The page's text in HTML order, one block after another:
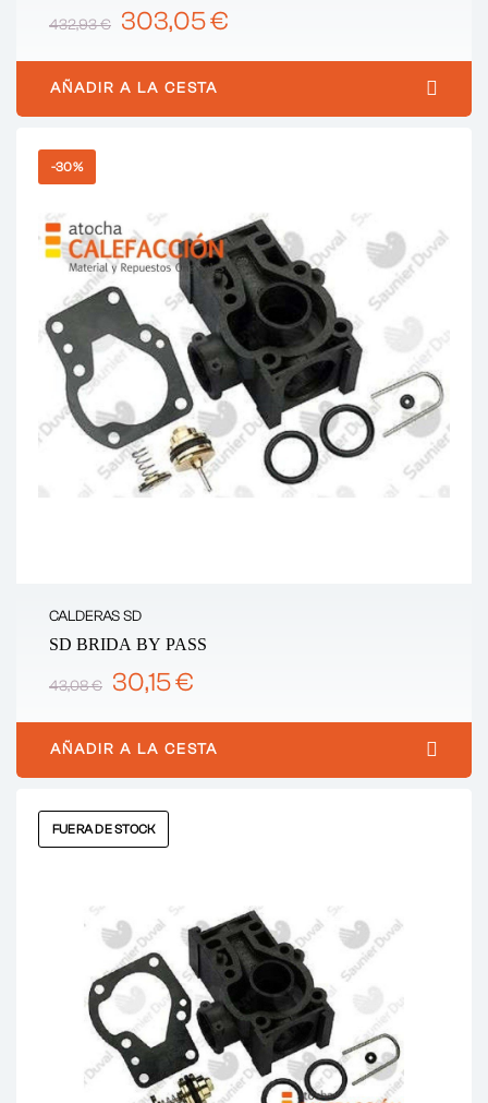
432,93 € 303,05 €
AÑADIR A LA CESTA
-30%
CALDERAS SD
SD BRIDA BY PASS
43,08 € 30,15 €
AÑADIR A LA CESTA
FUERA DE STOCK